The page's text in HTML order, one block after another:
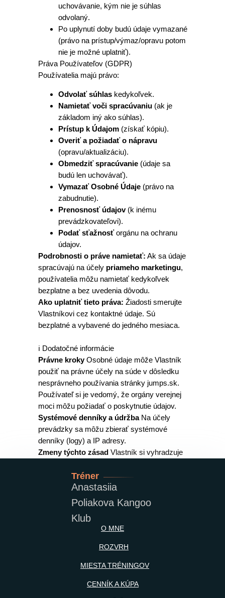
uchovávanie, kým nie je súhlas
odvolaný.
Po uplynutí doby budú údaje vymazané
(právo na prístup/výmaz/opravu potom
nie je možné uplatniť).
Práva Používateľov (GDPR)
Používatelia majú právo:
Odvolať súhlas kedykoľvek.
Namietať voči spracúvaniu (ak je
základom iný ako súhlas).
Prístup k Údajom (získať kópiu).
Overiť a požiadať o nápravu
(opravu/aktualizáciu).
Obmedziť spracúvanie (údaje sa
budú len uchovávať).
Vymazať Osobné Údaje (právo na
zabudnutie).
Prenosnosť údajov(k inému
prevádzkovateľovi).
Podať sťažnosťorgánu na ochranu
údajov.
Podrobnosti o práve namietať: Ak sa údaje
spracúvajú na účely priameho marketingu,
používatelia môžu namietať kedykoľvek
bezplatne a bez uvedenia dôvodu.
Ako uplatniť tieto práva: Žiadosti smerujte
Vlastníkovi cez kontaktné údaje. Sú
bezplatné a vybavené do jedného mesiaca.
ℹ️ Dodatočné informácie
Právne krokyOsobné údaje môže Vlastník
použiť na právne účely na súde v dôsledku
nesprávneho používania stránky jumps.sk.
Používateľ si je vedomý, že orgány verejnej
moci môžu požiadať o poskytnutie údajov.
Systémové denníky a údržbaNa účely
prevádzky sa môžu zbierať systémové
denníky (logy) a IP adresy.
Zmeny týchto zásad Vlastník si vyhradzuje
stránku často kontrolovať (dátum poslednej
úpravy je dole). Pri podstatných zmenách
viazaných na súhlas si Vlastník vyžiada nový
📖 Vymedzenie pojmov
Osobné Údaje:Akékoľvek informácie
umožňujúce identifikáciu fyzickej
Údaje o používaní:Informácie
Anastasiia
Poliakova Kangoo
Klub
Tréner
O MNE
ROZVRH
MIESTA TRÉNINGOV
CENNÍK A KÚPA